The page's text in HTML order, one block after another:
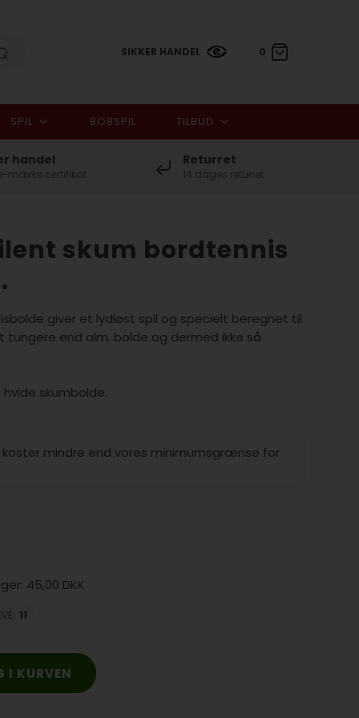
SIKKER HANDEL 0
0,00 DKK
SPIL BOBSPIL TILBUD
handel
mærke certifikat
Returret
14 dages returret
skum bordtennis
giver et lydløst spil og specielt beregnet til
tungere end alm. bolde og dermed ikke så
hvide skumbolde.
koster mindre end vores minimumsgrænse for
45,00 DKK
: 11